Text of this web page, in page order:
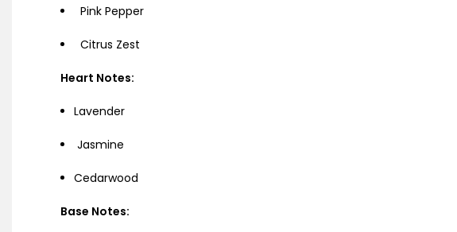
Pink Pepper
Citrus Zest
Heart Notes:
Lavender
Jasmine
Cedarwood
Base Notes: